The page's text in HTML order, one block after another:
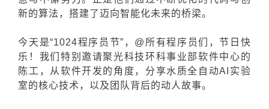
新的算法，搭建了迈向智能化未来的桥梁。
今天是“1024程序员节”，@所有程序员们，节日快
乐！我们特别邀请聚光科技环科事业部软件中心的
陈工，从软件开发的角度，分享水质全自动AI实验
室的核心技术，以及团队背后的动人故事。